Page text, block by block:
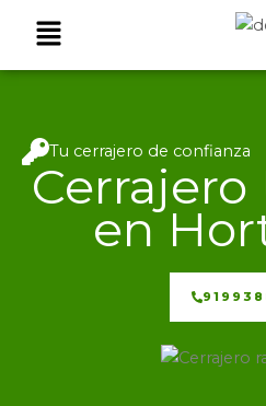
Menú
Tu cerrajero de confianza
en